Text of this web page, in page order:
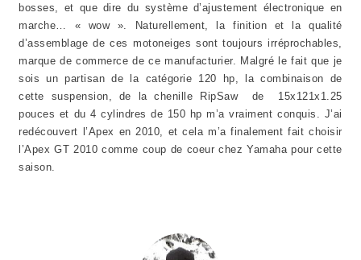
bosses, et que dire du système d’ajustement électronique en
marche… « wow ». Naturellement, la finition et la qualité
d’assemblage de ces motoneiges sont toujours irréprochables,
marque de commerce de ce manufacturier. Malgré le fait que je
sois un partisan de la catégorie 120 hp, la combinaison de
cette suspension, de la chenille RipSaw de 15x121x1.25
pouces et du 4 cylindres de 150 hp m’a vraiment conquis. J’ai
redécouvert l’Apex en 2010, et cela m’a finalement fait choisir
l’Apex GT 2010 comme coup de coeur chez Yamaha pour cette
saison.